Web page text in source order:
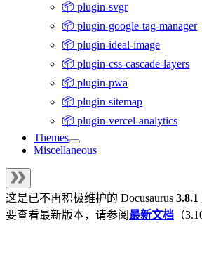
📦 plugin-svgr
📦 plugin-google-tag-manager
📦 plugin-ideal-image
📦 plugin-css-cascade-layers
📦 plugin-pwa
📦 plugin-sitemap
📦 plugin-vercel-analytics
Themes
Miscellaneous
这是已不再积极维护的 Docusaurus 3.8.1
要查看最新版本，请参阅最新文档 （